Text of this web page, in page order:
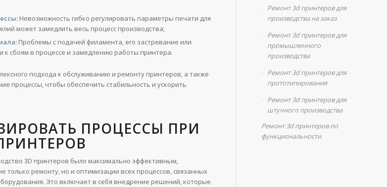
Невозможность гибко регулировать параметры печати для
может замедлить весь процесс производства;
Проблемы с подачей филамента, его застревание или
к сбоям в процессе и замедлению работы принтера.
подхода к обслуживанию и ремонту принтеров, а также
процессы, чтобы обеспечить стабильность и ускорить
ПРОЦЕССЫ ПРИ
3D принтеров было максимально эффективным,
только ремонту, но и оптимизации всех процессов, связанных
Это включает в себя внедрение решений, которые
Ремонт 3d принтеров для
производства на заказ
Ремонт 3d принтеров для
промышленного
производства
Ремонт 3d принтеров для
прототипирования
Ремонт 3d принтеров для
штучного производства
Ремонт 3d принтеров по
функциональности